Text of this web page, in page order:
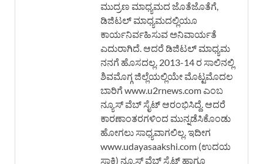
ಮುದ್ರಣ ಮಾಧ್ಯಮದ ಜೊತೆಜೊತೆಗೆ,
ಡಿಜಿಟಲ್ ಮಾಧ್ಯಮದಲ್ಲಿಯೂ
ಕಾರ್ಯನಿರ್ವಹಿಸುವ ಅನಿವಾರ್ಯತೆ
ಎದುರಾಗಿದೆ. ಆದರೆ ಡಿಜಿಟಲ್ ಮಾಧ್ಯಮ
ನನಗೆ ಹೊಸದಲ್ಲ. 2013-14 ರ ಸಾಲಿನಲ್ಲಿ
ಶಿವಮೊಗ್ಗ ಜಿಲ್ಲೆಯಲ್ಲಿಯೇ ಮೊಟ್ಟಮೊದಲ
ಬಾರಿಗೆ www.u2rnews.com ಎಂಬ
ನ್ಯೂಸ್ ವೆಬ್ ಸೈಟ್ ಆರಂಭಿಸಿದ್ದೆ. ಆದರೆ
ಕಾರಣಾಂತರಗಳಿಂದ ಮುನ್ನಡೆಸಿಕೊಂಡು
ಹೋಗಲು ಸಾಧ್ಯವಾಗಲಿಲ್ಲ. ಇದೀಗ
www.udayasaakshi.com (ಉದಯ
ಸಾಕ್ಷಿ) ನ್ಯೂಸ್ ವೆಬ್ ಸೈಟ್ ಹಾಗೂ